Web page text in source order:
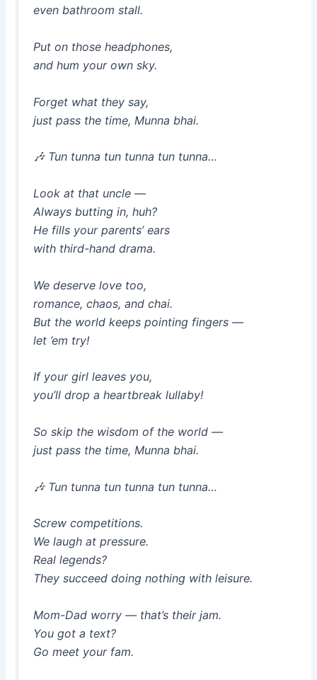
even bathroom stall.
Put on those headphones,
and hum your own sky.
Forget what they say,
just pass the time, Munna bhai.
🎶 Tun tunna tun tunna tun tunna…
Look at that uncle —
Always butting in, huh?
He fills your parents’ ears
with third-hand drama.
We deserve love too,
romance, chaos, and chai.
But the world keeps pointing fingers —
let ’em try!
If your girl leaves you,
you’ll drop a heartbreak lullaby!
So skip the wisdom of the world —
just pass the time, Munna bhai.
🎶 Tun tunna tun tunna tun tunna…
Screw competitions.
We laugh at pressure.
Real legends?
They succeed doingnothing with leisure.
Mom-Dad worry — that’s their jam.
You got a text?
Go meet your fam.